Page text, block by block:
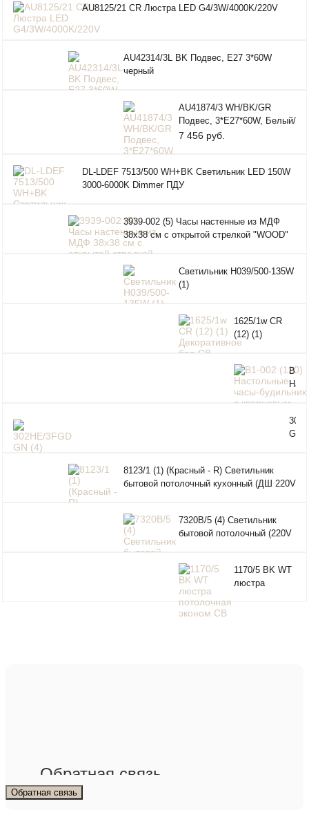
AU8125/21 CR Люстра LED G4/3W/4000K/220V
AU42314/3L BK Подвес, E27 3*60W
черный
AU41874/3 WH/BK/GR
Подвес, 3*E27*60W, Белый/
Черный/Серый 52*18*31
7 456 руб.
DL-LDEF 7513/500 WH+BK Светильник LED 150W
3000-6000K Dimmer ПДУ
3939-002 (5) Часы настенные из МДФ
38х38 см с открытой стрелкой "WOOD"
Рубин
Светильник H039/500-135W
(1)
1625/1w CR
(12) (1)
Декоративное
В1-
GN
8123/1 (1) (Красный - R) Светильник
бытовой потолочный кухонный (ДШ 220V
7320B/5 (4) Светильник
бытовой потолочный (220V
1170/5 BK WT
люстра
Обратная связь
Обратная связь